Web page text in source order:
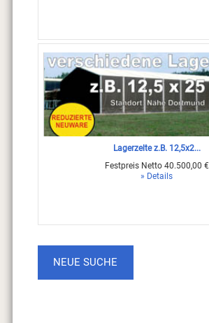
Lagerzelte z.B. 12,5x2...
Festpreis Netto 40.500,00 €
» Details
NEUE SUCHE